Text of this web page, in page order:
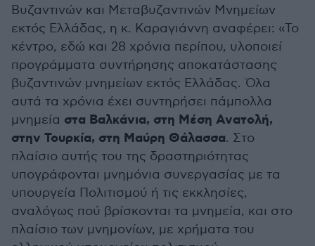
Βυζαντινών και Μεταβυζαντινών Μνημείων
εκτός Ελλάδας, η κ. Καραγιάννη αναφέρει: «Το
κέντρο, εδώ και 28 χρόνια περίπου, υλοποιεί
προγράμματα συντήρησης αποκατάστασης
βυζαντινών μνημείων εκτός Ελλάδας. Όλα
αυτά τα χρόνια έχει συντηρήσει πάμπολλα
μνημεία στα Βαλκάνια, στη Μέση Ανατολή,
στην Τουρκία, στη Μαύρη Θάλασσα. Στο
πλαίσιο αυτής του της δραστηριότητας
υπογράφονται μνημόνια συνεργασίας με τα
υπουργεία Πολιτισμού ή τις εκκλησίες,
αναλόγως πού βρίσκονται τα μνημεία, και στο
πλαίσιο των μνημονίων, με χρήματα του